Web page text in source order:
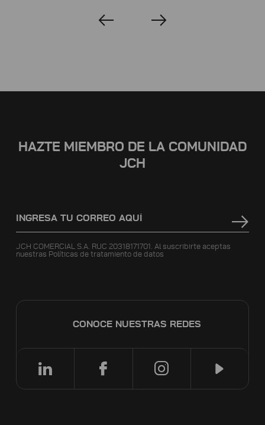
HAZTE MIEMBRO DE LA COMUNIDAD
JCH
JCH COMERCIAL S.A. RUC 20318171701. Al suscribirte aceptas
nuestras Políticas de tratamiento de datos
CONOCE NUESTRAS REDES